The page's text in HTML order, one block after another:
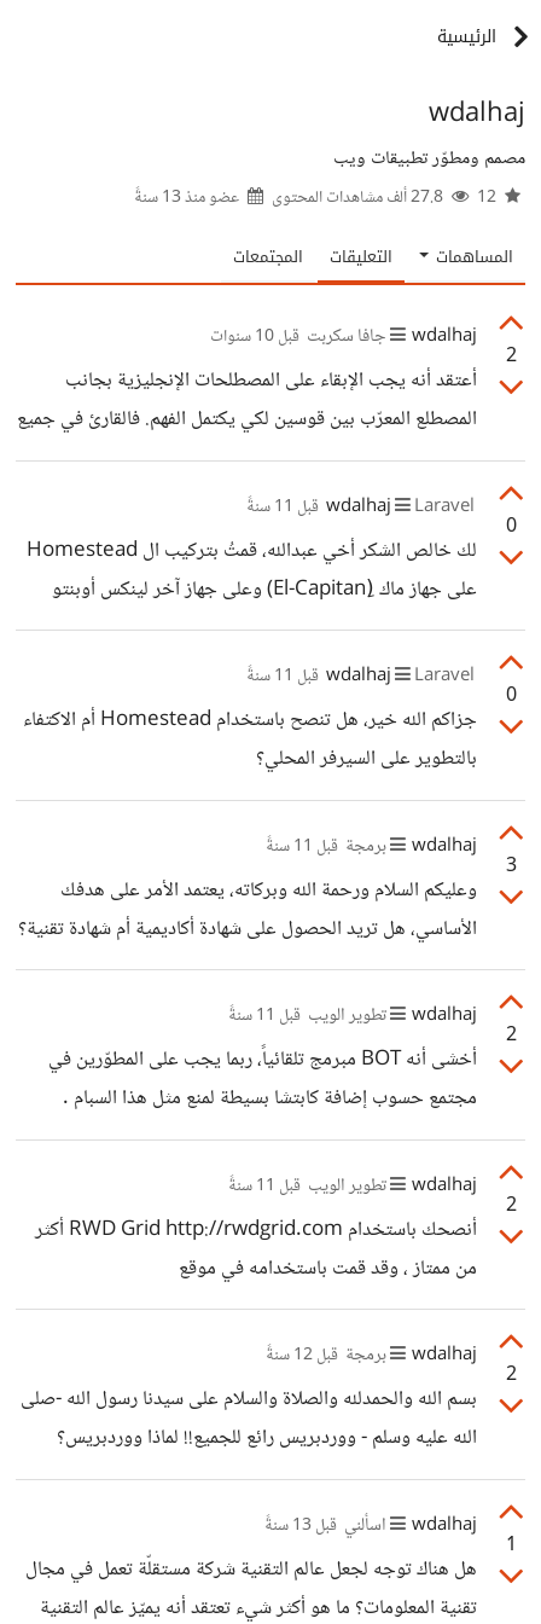
الرئيسية
wdalhaj
مصمم ومطوّر تطبيقات ويب
عضو منذ13 سنةً
المساهمات التعليقات المجتمعات
2
wdalhaj جافا سكربت قبل 10 سنوات
أعتقد أنه يجب الإبقاء على المصطلحات الإنجليزية بجانب
المصطلع المعرّب بين قوسين لكي يكتمل الفهم. فالقارئ في جميع
الأحوال لن يستغني بهذا الكتاب عن كتب الجافاسكربت الأخرى
أو المقالات الموجودة على الويب ويجب عليه معرفة
المصطلحات باللغة الإنجليزية. وفقكم الله،،
0
wdalhaj Laravel قبل 11 سنةً
لك خالص الشكر أخي عبدالله، قمتُ بتركيب ال Homestead
على جهاز ماك (ِEl-Capitan) وعلى جهاز آخر لينكس أوبنتو
(14.04) وقد عمل بشكل رائع. >نصيحة: عند التركيب في
الرسميلها (https://www.vagrantup.com) وليس من
مستودعات أوبنتو باستخدام apt-get. دمتم بود،،
0
wdalhaj Laravel قبل 11 سنةً
جزاكم الله خير، هل تنصح باستخدام Homestead أم الاكتفاء
بالتطوير على السيرفر المحلي؟
3
wdalhaj برمجة قبل 11 سنةً
وعليكم السلام ورحمة الله وبركاته، يعتمد الأمر على هدفك
الأساسي، هل تريد الحصول على شهادة أكاديمية أم شهادة تقنية؟
عموماً إذا كنت تفضل الحصول على شهادة تقنية على شاكلة
Ware) مثلاً فالأمر أبسط، بإمكانك التعلّم من مصادر مختلفة
على الإنترنت -مدفوعة و مجانية- ثم التوجه إلى أقرب مركز
شروط معينة. مصادر التعلّم على الانترنت
2
wdalhaj تطوير الويب قبل 11 سنةً
أخشى أنه BOT مبرمج تلقائياً، ربما يجب على المطوّرين في
مجتمع حسوب إضافة كابتشا بسيطة لمنع مثل هذا السبام .
2
wdalhaj تطوير الويب قبل 11 سنةً
أنصحك باستخدام RWD Grid http://rwdgrid.com أكثر
من ممتاز ، وقد قمت باستخدامه في موقع
http://sudanow.info.sd . سيتوجّب عليك القيام بتعديلات
احتجت اي مساعدة لعمل RTLing ، اطرح سؤالك هنا وستجد
بالتأكيد هنا في حسوب من يقدم المساعدة.
2
wdalhaj برمجة قبل 12 سنةً
بسم الله والحمدلله والصلاة والسلام على سيدنا رسول الله -صلى
الله عليه وسلم - ووردبريس رائع للجميع!! لماذا ووردبريس؟
يحتوى ووردبريس على مكونات أو Modules توفر عليك الكثير
من الجهد. 1- نظام إدارة محتوى (اكتب، احفظ، انشر، أرشف .. ) ،
جميع العمليات الاعتيادية لإدارة المحتوى موجودة يشمل ذلك
التصنيفات والوسوم لكل مقال . 2- نظام إدارة وسائط ، الكثير لا
1
wdalhaj اسألني قبل 13 سنةً
هل هناك توجه لجعل عالم التقنية شركة مستقلّة تعمل في مجال
تقنية المعلومات؟ ما هو أكثر شيء تعتقد أنه يميّز عالم التقنية